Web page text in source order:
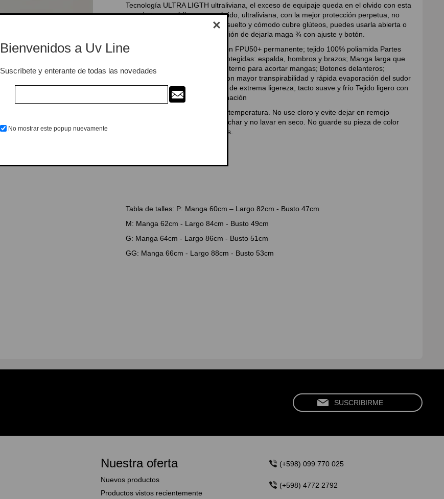
Tecnología ULTRA LIGTH ultraliviana, el exceso de equipaje queda en el olvido con esta
prenda tan versátil, se seca rápido, ultraliviana, con la mejor protección perpetua, no
sale con los lavados. Modelaje suelto y cómodo cubre glúteos, puedes usarla abierta o
cerrada Manga larga con la opción de dejarla maga ¾ con ajuste y botón.
Composición: Máxima protección FPU50+ permanente; tejido 100% poliamida Partes
más críticas de quemaduras protegidas: espalda, hombros y brazos; Manga larga que
brinda protección total; Ajuste interno para acortar mangas; Botones delanteros;
Propiedad QUICKDRY: Tejido con mayor transpirabilidad y rápida evaporación del sudor
Propiedad ULTRALIGHT: Tejido de extrema ligereza, tacto suave y frío Tejido ligero con
un tacto suave Excelente terminación
Lavar a mano o a máquina, sin temperatura. No use cloro y evite dejar en remojo
durante mucho tiempo. No planchar y no lavar en seco. No guarde su pieza de color
húmeda junto con otras prendas.
Tabla de talles: P: Manga 60cm – Largo 82cm - Busto 47cm
M: Manga 62cm - Largo 84cm - Busto 49cm
G: Manga 64cm - Largo 86cm - Busto 51cm
GG: Manga 66cm - Largo 88cm - Busto 53cm
Nuestra oferta
Nuevos productos
Productos vistos recientemente
(+598) 099 770 025
(+598) 4772 2792
Bienvenidos a Uv Line
Suscríbete y enterante de todas las novedades
No mostrar este popup nuevamente